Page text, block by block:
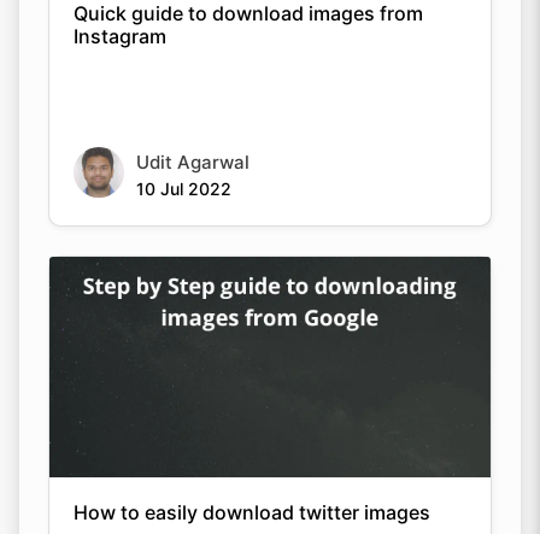
Quick guide to download images from
Instagram
Udit Agarwal
10 Jul 2022
How to easily download twitter images